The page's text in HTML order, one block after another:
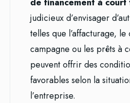
judicieux d’envisager
telles que l’affacturage,
campagne ou les prêts à
peuvent offrir des
favorables selon la
l’entreprise.